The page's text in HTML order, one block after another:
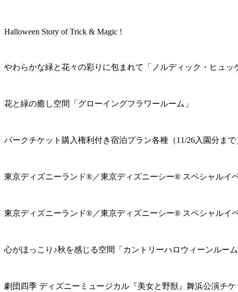
Halloween Story of Trick & Magic !
やわらかな緑と花々の彩りに包まれて「ノルディック・ヒュッ
花と緑の癒し空間「グローイングフラワールーム」
パークチケット購入権利付き宿泊プラン各種（11/26入園分まで
東京ディズニーランド®／東京ディズニーシー® スペシャルイ
東京ディズニーランド®／東京ディズニーシー® スペシャルイ
心がほっこり♪秋を感じる空間「カントリーハロウィーンルーム
劇団四季 ディズニーミュージカル『美女と野獣』舞浜公演チ